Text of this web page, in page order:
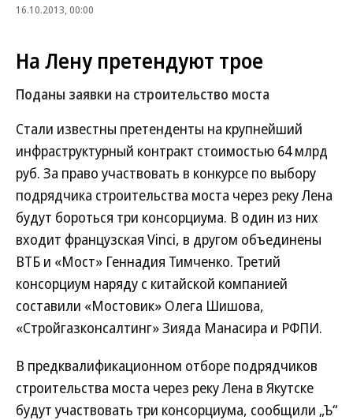
16.10.2013, 00:00
На Лену претендуют трое
Поданы заявки на строительство моста
Стали известны претенденты на крупнейший
инфраструктурный контракт стоимостью 64 млрд
руб. За право участвовать в конкурсе по выбору
подрядчика строительства моста через реку Лена
будут бороться три консорциума. В один из них
входит французская Vinci, в другом объединены
ВТБ и «Мост» Геннадия Тимченко. Третий
консорциум наряду с китайской компанией
составили «Мостовик» Олега Шишова,
«Стройгазконсалтинг» Зияда Манасира и РФПИ.
В предквалификационном отборе подрядчиков
строительства моста через реку Лена в Якутске
будут участвовать три консорциума, сообщили „Ъ“